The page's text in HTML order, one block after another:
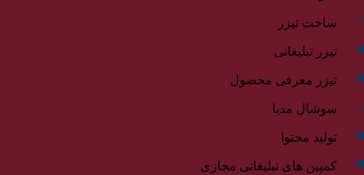
ساخت تیزر
تیزر تبلیغاتی
تیزر معرفی محصول
سوشال مدیا
تولید محتوا
کمپین های تبلیغاتی مجازی